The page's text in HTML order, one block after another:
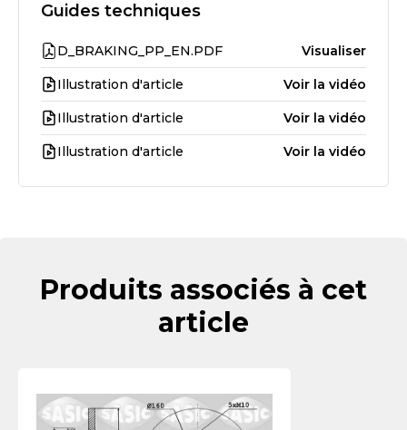
Guides techniques
D_BRAKING_PP_EN.PDF Visualiser
Illustration d'article Voir la vidéo
Illustration d'article Voir la vidéo
Illustration d'article Voir la vidéo
Produits associés à cet
article